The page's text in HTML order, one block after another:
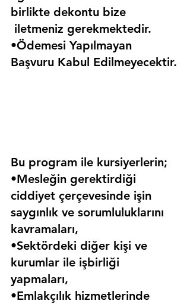
birlikte dekontu bize
iletmeniz gerekmektedir.
•Ödemesi Yapılmayan
Başvuru Kabul Edilmeyecektir.
Bu program ile kursiyerlerin;
•Mesleğin gerektirdiği
ciddiyet çerçevesinde işin
saygınlık ve sorumluluklarını
kavramaları,
•Sektördeki diğer kişi ve
kurumlar ile işbirliği
yapmaları,
•Emlakçılık hizmetlerinde